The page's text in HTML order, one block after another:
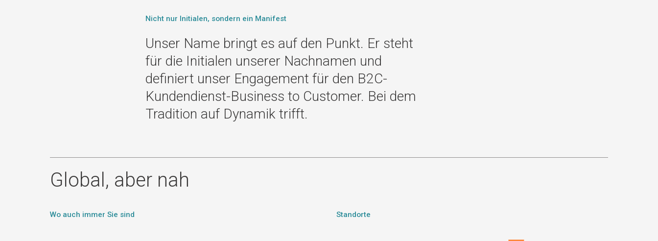
Nicht nur Initialen, sondern ein Manifest
Unser Name bringt es auf den Punkt. Er steht
für die Initialen unserer Nachnamen und
definiert unser Engagement für den B2C-
Kundendienst-Business to Customer. Bei dem
Tradition auf Dynamik trifft.
Global, aber nah
Wo auch immer Sie sind Standorte